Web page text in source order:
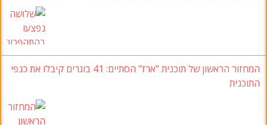
המחזור הראשון של תוכנית "ארז" הסתיים: 41 בוגרים קיבלו את כנפי
התוכנית